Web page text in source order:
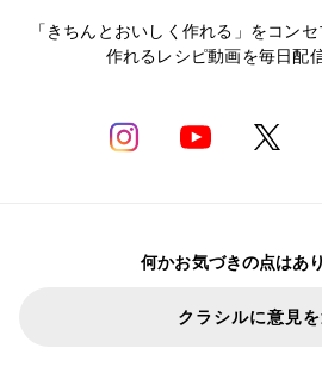
「きちんとおいしく作れる」をコン
作れるレシピ動画を毎日配
何かお気づきの点はあ
クラシルに意見